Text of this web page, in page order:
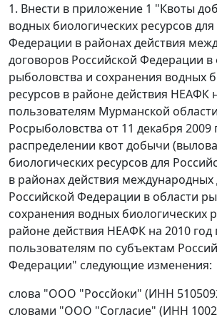
1. Внести в приложение 1 "Квоты
водных биологических ресурсов
Федерации в районах действия
договоров Российской Федерации в
рыболовства и сохранения водных
ресурсов в районе действия НЕАФК
пользователям Мурманской
Росрыболовства от 11 декабря 2009
распределении квот добычи
биологических ресурсов для
в районах действия международных
Российской Федерации в области
сохранения водных биологических
районе действия НЕАФК на 2010 год
пользователям по субъектам
Федерации" следующие изменения:
слова "ООО "Россйоки" (ИНН
словами "ООО "Согласие" (ИНН